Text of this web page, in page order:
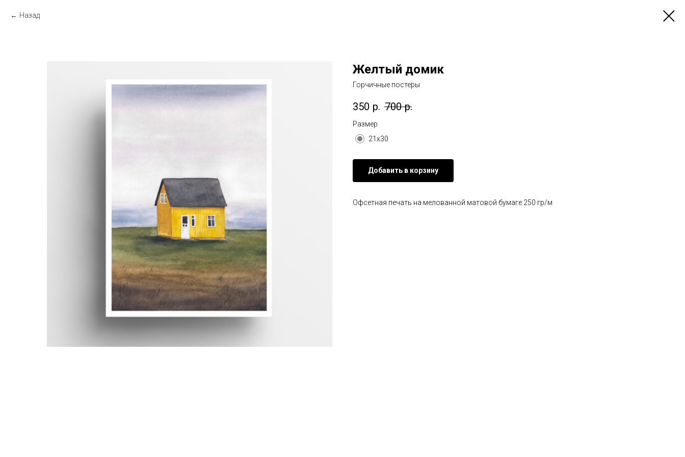
Назад
Желтый домик
Горчичные постеры
350 р. 700 р.
Размер
21х30
Добавить в корзину
Офсетная печать на мелованной матовой бумаге 250 гр/м